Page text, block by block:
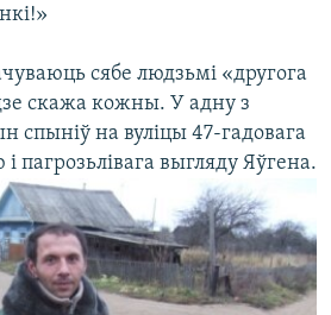
сябе людзьмі «другога
скажа кожны. У адну з
спыніў на вуліцы 47-гадовага
пагрозьлівага выгляду Яўгена.